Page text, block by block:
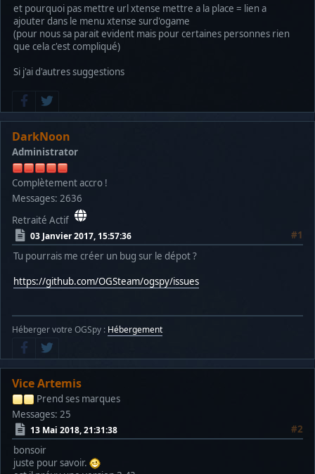
et pourquoi pas mettre url xtense mettre a la place = lien a
ajouter dans le menu xtense surd'ogame
(pour nous sa parait evident mais pour certaines personnes rien
que cela c'est compliqué)
Si j'ai d'autres suggestions
DarkNoon
Administrator
Complètement accro !
Messages: 2636
Retraité Actif
03 Janvier 2017, 15:57:36
#1
Tu pourrais me créer un bug sur le dépot ?
https://github.com/OGSteam/ogspy/issues
Héberger votre OGSpy : Hébergement
Vice Artemis
Prend ses marques
Messages: 25
13 Mai 2018, 21:31:38
#2
bonsoir
juste pour savoir.